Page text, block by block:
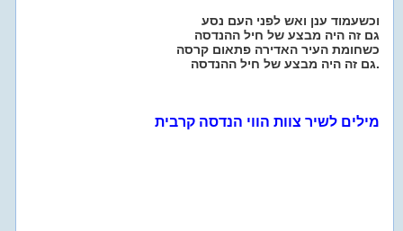
וכשעמוד ענן ואש לפני העם נסע
גם זה היה מבצע של חיל ההנדסה
כשחומת העיר האדירה פתאום קרסה
גם זה היה מבצע של חיל ההנדסה.
מילים לשיר צוות הווי הנדסה קרבית